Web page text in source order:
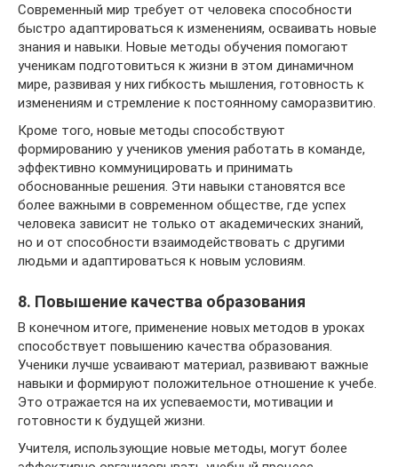
Современный мир требует от человека способности
быстро адаптироваться к изменениям, осваивать новые
знания и навыки. Новые методы обучения помогают
ученикам подготовиться к жизни в этом динамичном
мире, развивая у них гибкость мышления, готовность к
изменениям и стремление к постоянному саморазвитию.
Кроме того, новые методы способствуют
формированию у учеников умения работать в команде,
эффективно коммуницировать и принимать
обоснованные решения. Эти навыки становятся все
более важными в современном обществе, где успех
человека зависит не только от академических знаний,
но и от способности взаимодействовать с другими
людьми и адаптироваться к новым условиям.
8. Повышение качества образования
В конечном итоге, применение новых методов в уроках
способствует повышению качества образования.
Ученики лучше усваивают материал, развивают важные
навыки и формируют положительное отношение к учебе.
Это отражается на их успеваемости, мотивации и
готовности к будущей жизни.
Учителя, использующие новые методы, могут более